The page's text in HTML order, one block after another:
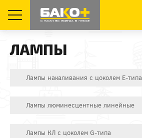
ЛАМПЫ
Лампы накаливания с цоколем E-типа
Лампы люминесцентные линейные
Лампы КЛ с цоколем G-типа